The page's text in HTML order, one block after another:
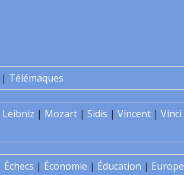
| Télémaques
Leibniz | Mozart| Sidis | Vincent| Vinci
Échecs | Économie | Éducation | Europe